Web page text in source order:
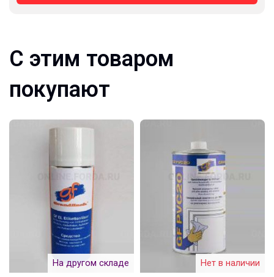
С этим товаром
покупают
На другом складе Нет в наличии